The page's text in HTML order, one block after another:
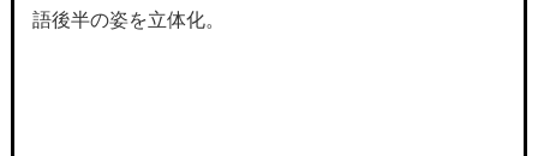
語後半の姿を立体化。